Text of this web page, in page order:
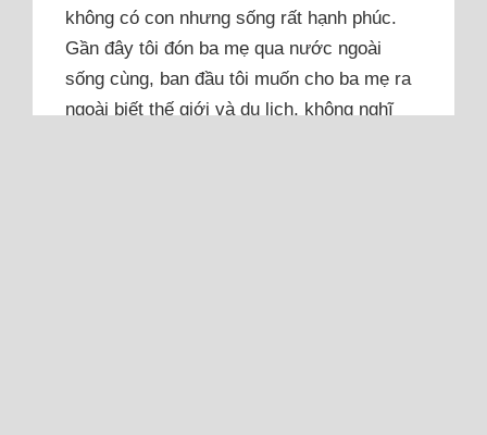
không có con nhưng sống rất hạnh phúc.
Gần đây tôi đón ba mẹ qua nước ngoài
sống cùng, ban đầu tôi muốn cho ba mẹ ra
ngoài biết thế giới và du lịch, không nghĩ